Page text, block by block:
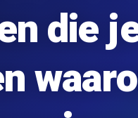
die